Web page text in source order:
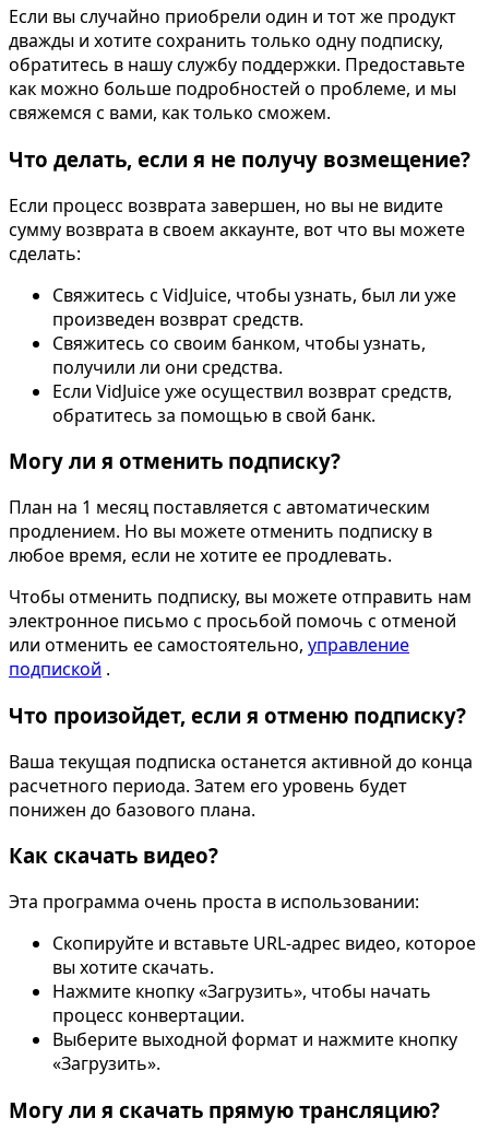
Если вы случайно приобрели один и тот же продукт
дважды и хотите сохранить только одну подписку,
обратитесь в нашу службу поддержки. Предоставьте
как можно больше подробностей о проблеме, и мы
свяжемся с вами, как только сможем.
Что делать, если я не получу возмещение?
Если процесс возврата завершен, но вы не видите
сумму возврата в своем аккаунте, вот что вы можете
сделать:
Свяжитесь с VidJuice, чтобы узнать, был ли уже
произведен возврат средств.
Свяжитесь со своим банком, чтобы узнать,
получили ли они средства.
Если VidJuice уже осуществил возврат средств,
обратитесь за помощью в свой банк.
Могу ли я отменить подписку?
План на 1 месяц поставляется с автоматическим
продлением. Но вы можете отменить подписку в
любое время, если не хотите ее продлевать.
Чтобы отменить подписку, вы можете отправить нам
электронное письмо с просьбой помочь с отменой
или отменить ее самостоятельно, управление
подпиской .
Что произойдет, если я отменю подписку?
Ваша текущая подписка останется активной до конца
расчетного периода. Затем его уровень будет
понижен до базового плана.
Как скачать видео?
Эта программа очень проста в использовании:
Скопируйте и вставьте URL-адрес видео, которое
вы хотите скачать.
Нажмите кнопку «Загрузить», чтобы начать
процесс конвертации.
Выберите выходной формат и нажмите кнопку
«Загрузить».
Могу ли я скачать прямую трансляцию?